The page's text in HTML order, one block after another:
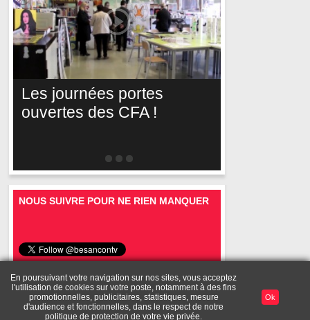
Les journées portes
ouvertes des CFA !
NOUS SUIVRE POUR NE RIEN MANQUER
En poursuivant votre navigation sur nos sites, vous acceptez
l'utilisation de cookies sur votre poste, notamment à des fins
promotionnelles, publicitaires, statistiques, mesure
d'audience et fonctionnelles, dans le respect de notre
politique de protection de votre vie privée.
Ok
Mentions
légales
A
propos
Toutes les
vidéos
Diffusez vos
vidéos
Publicité